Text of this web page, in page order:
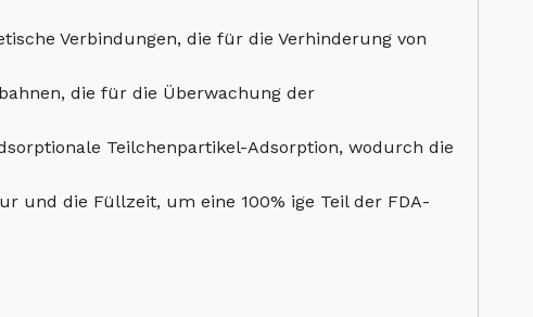
Verbindungen, die für die Verhinderung von
die für die Überwachung der
Teilchenpartikel-Adsorption, wodurch die
und die Füllzeit, um eine 100% ige Teil der FDA-